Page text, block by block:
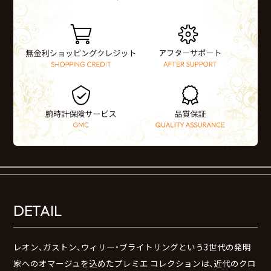
DETAIL
レオン、ガストン、ウィリー・ブライトリングという3世代の発明
家へのオマージュを込めたプレミエ コレクションは、近代のクロ